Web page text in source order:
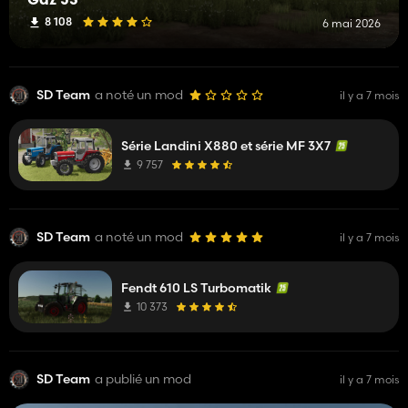
8 108 6 mai 2026
SD Team a noté un mod il y a 7 mois
Série Landini X880 et série MF 3X7
9 757
SD Team a noté un mod il y a 7 mois
Fendt 610 LS Turbomatik
10 373
SD Team a publié un mod il y a 7 mois